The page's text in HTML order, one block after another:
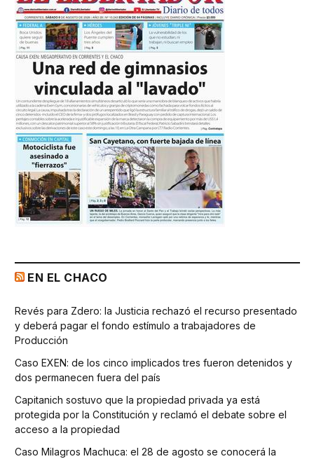
EN EL CHACO
Revés para Zdero: la Justicia rechazó el recurso presentado
y deberá pagar el fondo estímulo a trabajadores de
Producción
Caso EXEN: de los cinco implicados tres fueron detenidos y
dos permanecen fuera del país
Capitanich sostuvo que la propiedad privada ya está
protegida por la Constitución y reclamó el debate sobre el
acceso a la propiedad
Caso Milagros Machuca: el 28 de agosto se conocerá la